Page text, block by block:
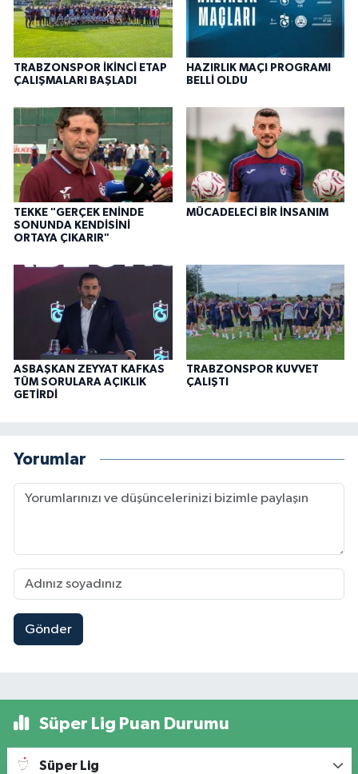
TRABZONSPOR İKİNCİ ETAP
ÇALIŞMALARI BAŞLADI
HAZIRLIK MAÇI PROGRAMI
BELLİ OLDU
TEKKE "GERÇEK ENİNDE
SONUNDA KENDİSİNİ
ORTAYA ÇIKARIR"
MÜCADELECİ BİR İNSANIM
ASBAŞKAN ZEYYAT KAFKAS
TÜM SORULARA AÇIKLIK
GETİRDİ
TRABZONSPOR KUVVET
ÇALIŞTI
Yorumlar
Gönder
Süper Lig Puan Durumu
Süper Lig